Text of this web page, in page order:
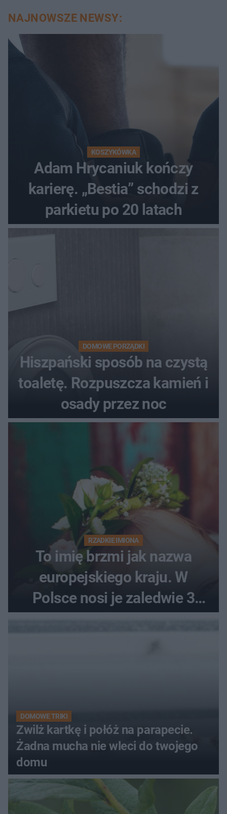
NAJNOWSZE NEWSY:
KOSZYKÓWKA
Adam Hrycaniuk kończy
karierę. „Bestia” schodzi z
parkietu po 20 latach
DOMOWE PORZĄDKI
Hiszpański sposób na czystą
toaletę. Rozpuszcza kamień i
osady przez noc
RZADKIE IMIONA
To imię brzmi jak nazwa
europejskiego kraju. W
Polsce nosi je zaledwie 3
kobiety
DOMOWE TRIKI
Zwilż kartkę i połóż na parapecie.
Żadna mucha nie wleci do twojego
domu